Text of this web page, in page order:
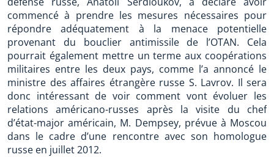
commencé à prendre les mesures nécessaires pour
répondre adéquatement à la menace potentielle
provenant du bouclier antimissile de l’OTAN. Cela
pourrait également mettre un terme aux coopérations
militaires entre les deux pays, comme l’a annoncé le
ministre des affaires étrangère russe S. Lavrov. Il sera
donc intéressant de voir comment vont évoluer les
relations américano-russes après la visite du chef
d’état-major américain, M. Dempsey, prévue à Moscou
dans le cadre d’une rencontre avec son homologue
russe en juillet 2012.